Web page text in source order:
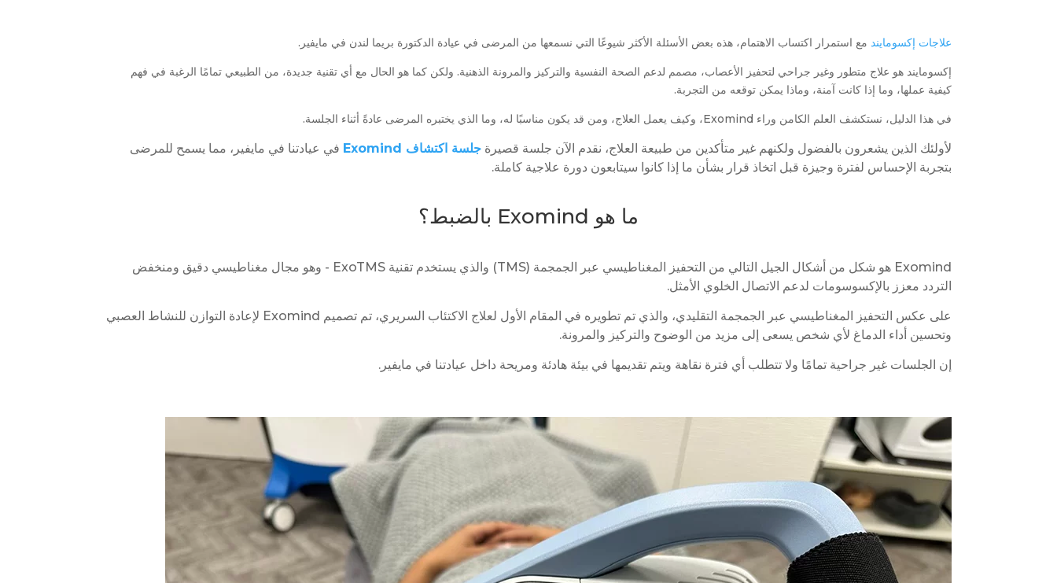
علاجات إكسومايند مع استمرار اكتساب الاهتمام، هذه بعض الأسئلة الأكثر شيوعًا التي نسمعها من المرضى في عيادة الدكتورة بريما لندن في مايفير.
إكسومايند هو علاج متطور وغير جراحي لتحفيز الأعصاب، مصمم لدعم الصحة النفسية والتركيز والمرونة الذهنية. ولكن كما هو الحال مع أي تقنية جديدة، من الطبيعي تمامًا الرغبة في فهم
كيفية عملها، وما إذا كانت آمنة، وماذا يمكن توقعه من التجربة.
في هذا الدليل، نستكشف العلم الكامن وراء Exomind، وكيف يعمل العلاج، ومن قد يكون مناسبًا له، وما الذي يختبره المرضى عادةً أثناء الجلسة.
لأولئك الذين يشعرون بالفضول ولكنهم غير متأكدين من طبيعة العلاج، نقدم الآن جلسة قصيرةجلسة اكتشاف Exomind
في عيادتنا في مايفير، مما يسمح للمرضى
بتجربة الإحساس لفترة وجيزة قبل اتخاذ قرار بشأن ما إذا كانوا سيتابعون دورة علاجية كاملة.
ما هو Exomind بالضبط؟
Exomind هو شكل من أشكال الجيل التالي من التحفيز المغناطيسي عبر الجمجمة (TMS) والذي يستخدم تقنية ExoTMS - وهو مجال مغناطيسي دقيق ومنخفض
التردد معزز بالإكسوسومات لدعم الاتصال الخلوي الأمثل.
على عكس التحفيز المغناطيسي عبر الجمجمة التقليدي، والذي تم تطويره في المقام الأول لعلاج الاكتئاب السريري، تم تصميم Exomind لإعادة التوازن للنشاط العصبي
وتحسين أداء الدماغ لأي شخص يسعى إلى مزيد من الوضوح والتركيز والمرونة.
إن الجلسات غير جراحية تمامًا ولا تتطلب أي فترة نقاهة ويتم تقديمها في بيئة هادئة ومريحة داخل عيادتنا في مايفير.